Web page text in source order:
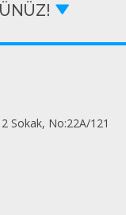
Sokak, No:22A/121